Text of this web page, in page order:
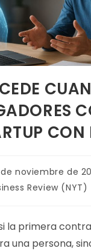
CON
de noviembre de
Review (NYT)
la primera
una persona,